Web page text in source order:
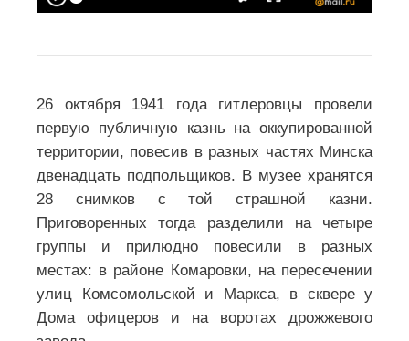
И кто он после этого? Думайте
сами, решайте сами…, если еще не